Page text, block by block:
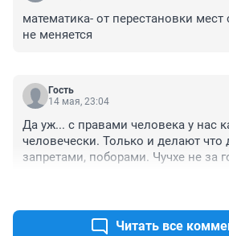
математика- от перестановки
не меняется
Гость
14 мая, 23:04
Да уж... с правами человека у нас
человечески. Только и делают что
запретами, поборами. Чучхе не за
Читать все